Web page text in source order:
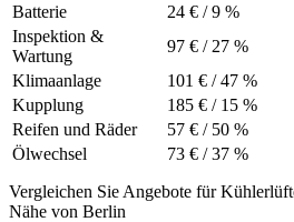
Batterie 24 € / 9 %
Inspektion &
Wartung
97 € / 27 %
Klimaanlage 101 € / 47 %
Kupplung 185 € / 15 %
Reifen und Räder 57 € / 50 %
Ölwechsel 73 € / 37 %
Vergleichen Sie Angebote für
Nähe von Berlin